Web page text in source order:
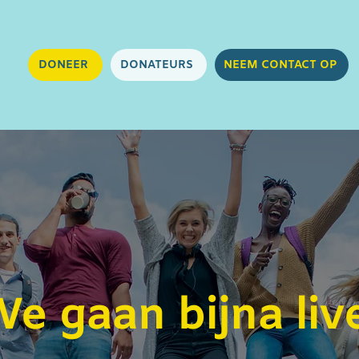
DONEER DONATEURS NEEM CONTACT OP
gaan bijna